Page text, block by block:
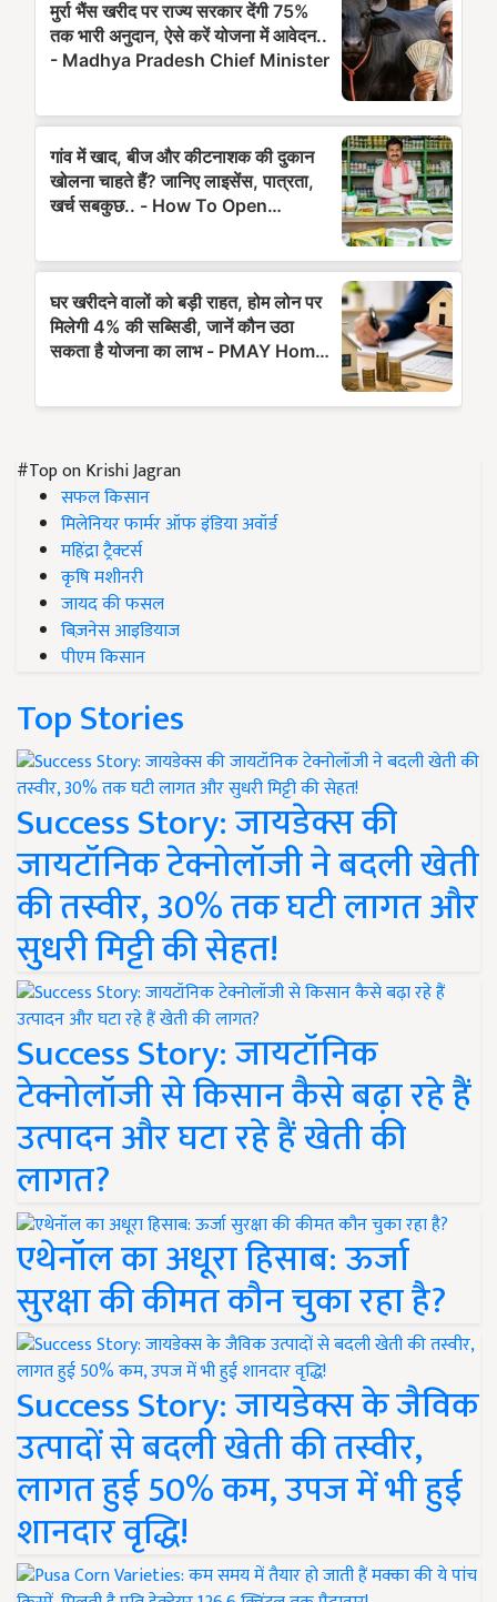
#Top on Krishi Jagran
सफल किसान
मिलेनियर फार्मर ऑफ इंडिया अवॉर्ड
महिंद्रा ट्रैक्टर्स
कृषि मशीनरी
जायद की फसल
बिज़नेस आइडियाज
पीएम किसान
Top Stories
Success Story: जायडेक्स की
जायटॉनिक टेक्नोलॉजी ने बदली खेती
की तस्वीर, 30% तक घटी लागत और
सुधरी मिट्टी की सेहत!
Success Story: जायटॉनिक
टेक्नोलॉजी से किसान कैसे बढ़ा रहे हैं
उत्पादन और घटा रहे हैं खेती की
लागत?
एथेनॉल का अधूरा हिसाब: ऊर्जा
सुरक्षा की कीमत कौन चुका रहा है?
Success Story: जायडेक्स के जैविक
उत्पादों से बदली खेती की तस्वीर,
लागत हुई 50% कम, उपज में भी हुई
शानदार वृद्धि!